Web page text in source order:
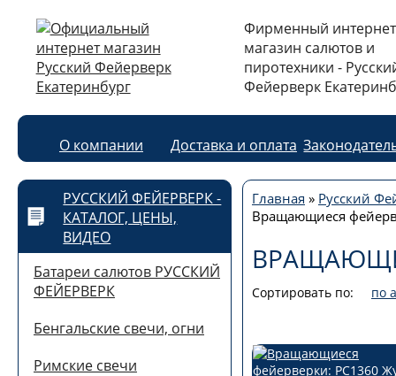
Фирменный интернет
магазин салютов и
пиротехники -
Фейерверк
О компании Доставка и оплата
РУССКИЙ ФЕЙЕРВЕРК -
КАТАЛОГ, ЦЕНЫ,
ВИДЕО
Батареи салютов РУССКИЙ
ФЕЙЕРВЕРК
Бенгальские свечи, огни
Римские свечи
Главная » Русский
Вращающиеся
Сортировать по: по